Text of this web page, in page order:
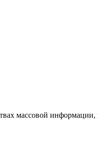
массовой информации,